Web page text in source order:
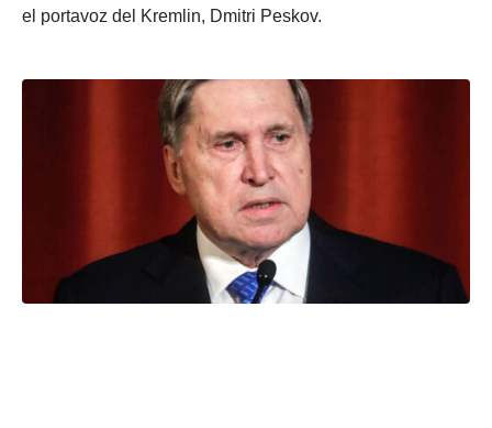
el portavoz del Kremlin, Dmitri Peskov.